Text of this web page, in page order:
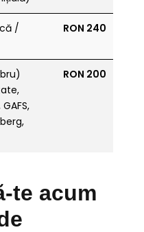
/
RON 240
RON 200
te acum